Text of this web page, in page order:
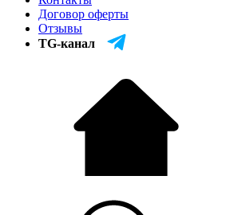
Договор оферты
Отзывы
TG-канал